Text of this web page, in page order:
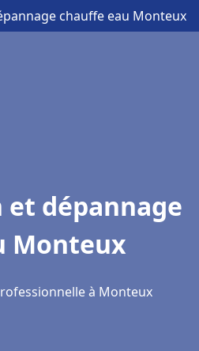
chauffe eau Monteux
dépannage
Monteux
à Monteux